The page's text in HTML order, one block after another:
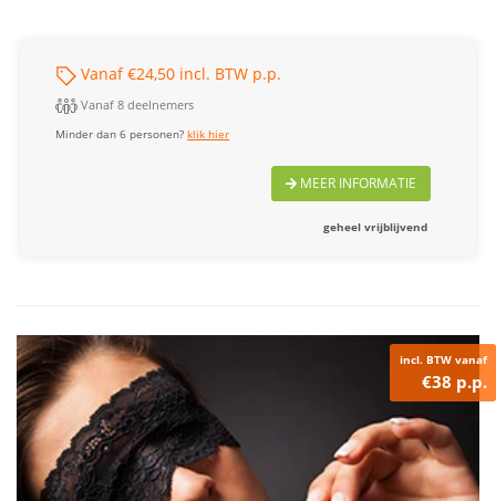
Vanaf €24,50 incl. BTW p.p.
Vanaf 8 deelnemers
Minder dan 6 personen?klik hier
MEER INFORMATIE
geheel vrijblijvend
incl. BTW vanaf
€38 p.p.